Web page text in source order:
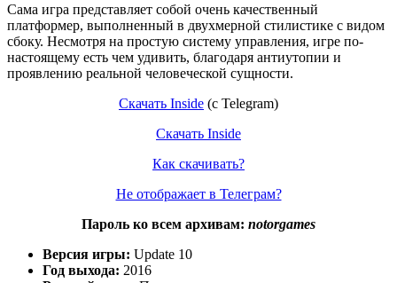
Сама игра представляет собой очень качественный
платформер, выполненный в двухмерной стилистике с видом
сбоку. Несмотря на простую систему управления, игре по-
настоящему есть чем удивить, благодаря антиутопии и
проявлению реальной человеческой сущности.
Скачать Inside (c Telegram)
Скачать Inside
Как скачивать?
Не отображает в Телеграм?
Пароль ко всем архивам: notorgames
Версия игры: Update 10
Год выхода: 2016